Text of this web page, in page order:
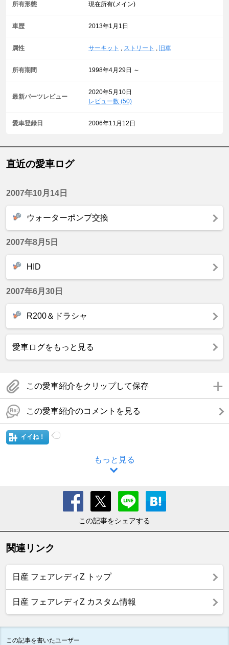
所有形態 現在所有(メイン)
車歴 2013年1月1日
属性 サーキット , ストリート , 旧車
所有期間 1998年4月29日 ～
最新パーツレビュー
2020年5月10日
レビュー数 (50)
愛車登録日 2006年11月12日
直近の愛車ログ
2007年10月14日
ウォーターポンプ交換
2007年8月5日
HID
2007年6月30日
R200＆ドラシャ
愛車ログをもっと見る
この愛車紹介をクリップして保存
この愛車紹介のコメントを見る
イイね！
もっと見る
この記事をシェアする
関連リンク
日産 フェアレディZ トップ
日産 フェアレディZ カスタム情報
この記事を書いたユーザー